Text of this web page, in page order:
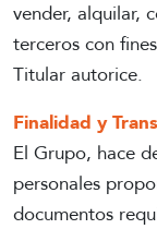
vender, alquilar,
terceros con
Titular autorice.
Finalidad y
El Grupo, hace
personales
documentos